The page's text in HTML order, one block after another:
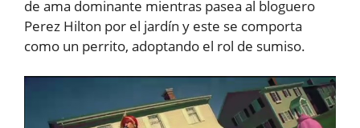
de ama dominante mientras pasea al bloguero
Perez Hilton por el jardín y este se comporta
como un perrito, adoptando el rol de sumiso.